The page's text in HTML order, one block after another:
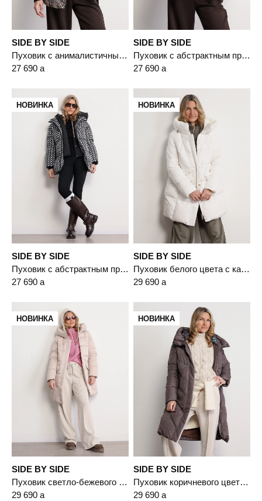
SIDE BY SIDE
Пуховик с анималистичным принтом цвета мульти с капюшоном-манишкой
27 690 a
SIDE BY SIDE
Пуховик с абстрактным принтом цвета мульти с капюшоном-манишкой
27 690 a
НОВИНКА
SIDE BY SIDE
Пуховик с абстрактным принтом черного цвета с капюшоном-манишкой
27 690 a
НОВИНКА
SIDE BY SIDE
Пуховик белого цвета с капюшоном
29 690 a
НОВИНКА
SIDE BY SIDE
Пуховик светло-бежевого цвета с капюшоном
29 690 a
НОВИНКА
SIDE BY SIDE
Пуховик коричневого цвета с двойным капюшоном
29 690 a